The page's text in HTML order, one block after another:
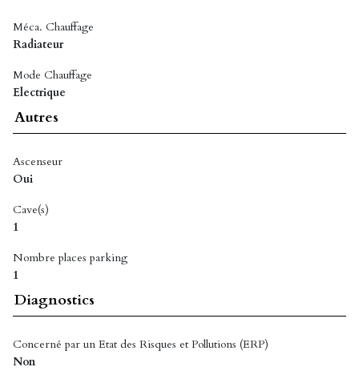
Méca. Chauffage
Radiateur
Mode Chauffage
Electrique
Autres
Ascenseur
Oui
Cave(s)
1
Nombre places parking
1
Diagnostics
Concerné par un Etat des Risques et Pollutions (ERP)
Non